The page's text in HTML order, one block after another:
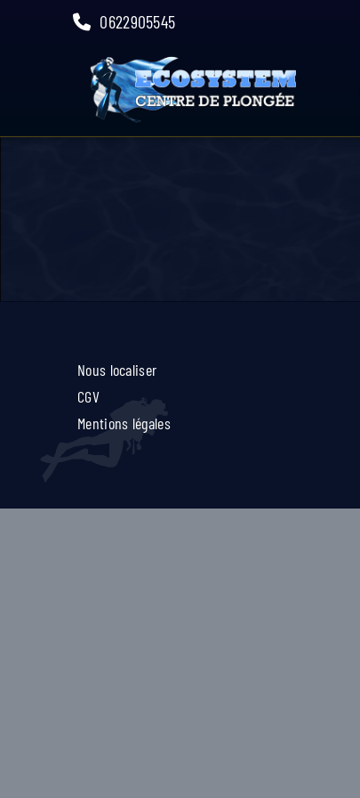
0622905545
Nous localiser
CGV
Mentions légales